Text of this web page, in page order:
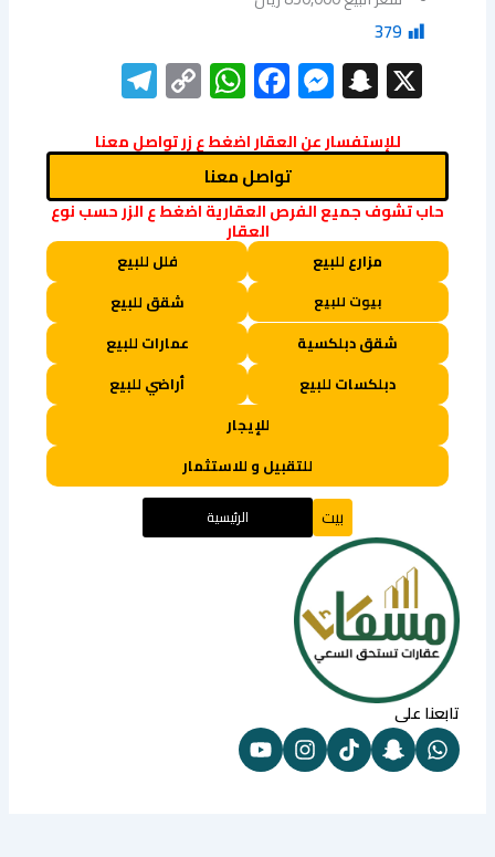
379
X
Snapchat
Messenger
Facebook
WhatsApp
Copy
Link
للإستفسار عن العقار اضغط ع زر تواصل معنا
تواصل معنا
حاب تشوف جميع الفرص العقارية اضغط ع الزر حسب نوع
العقار
مزارع للبيع فلل للبيع
بيوت للبيع
شقق للبيع
شقق دبلكسية
عمارات للبيع
دبلكسات للبيع
أراضي للبيع
للإيجار
للتقبيل و للاستثمار
بيت الرئيسية
تابعنا على